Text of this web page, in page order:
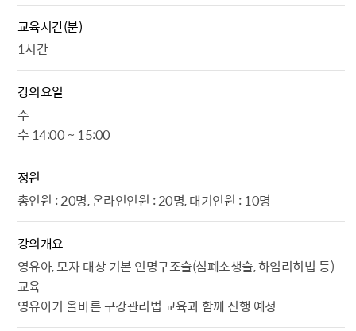
교육시간(분)
1시간
강의요일
수
수 14:00 ~ 15:00
정원
총인원 : 20명, 온라인인원 : 20명, 대기인원 : 10명
강의개요
영유아, 모자 대상 기본 인명구조술(심폐소생술, 하임리히법 등)
교육
영유아기 올바른 구강관리법 교육과 함께 진행 예정